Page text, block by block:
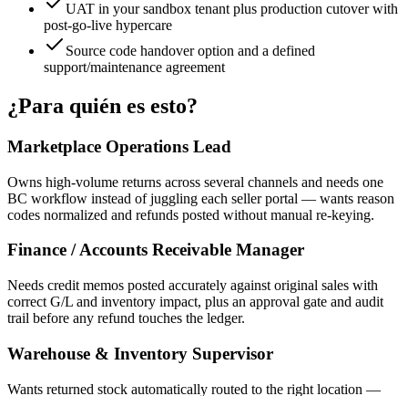
UAT in your sandbox tenant plus production cutover with
post-go-live hypercare
Source code handover option and a defined
support/maintenance agreement
¿Para quién es esto?
Marketplace Operations Lead
Owns high-volume returns across several channels and needs one
BC workflow instead of juggling each seller portal — wants reason
codes normalized and refunds posted without manual re-keying.
Finance / Accounts Receivable Manager
Needs credit memos posted accurately against original sales with
correct G/L and inventory impact, plus an approval gate and audit
trail before any refund touches the ledger.
Warehouse & Inventory Supervisor
Wants returned stock automatically routed to the right location —